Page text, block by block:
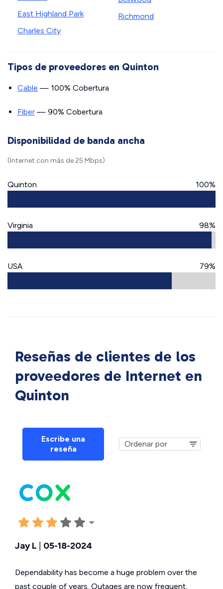
East Highland Park
Charles City
Richmond
Tipos de proveedores en Quinton
Cable — 100% Cobertura
Fiber — 90% Cobertura
Disponibilidad de banda ancha
(Internet con más de 25 Mbps)
Quinton 100%
Virginia 98%
USA 79%
Reseñas de clientes de los
proveedores de Internet en
Quinton
Escribe una
reseña
Jay L 05-18-2024
Dependability has become a huge problem over the
past couple of years. Outages are now frequent,